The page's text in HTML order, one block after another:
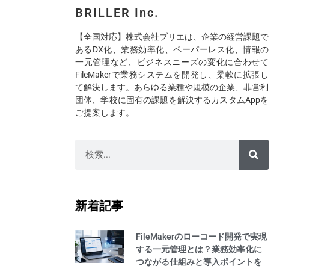
BRILLER Inc.
【全国対応】株式会社ブリエは、企業の経営課題で
あるDX化、業務効率化、ペーパーレス化、情報の
一元管理など、ビジネスニーズの変化に合わせて
FileMakerで業務システムを開発し、柔軟に拡張し
て解決します。あらゆる業種や規模の企業、非営利
団体、学校に固有の課題を解決するカスタムAppを
ご提案します。
新着記事
FileMakerのローコード開発で実現
する一元管理とは？業務効率化に
つながる仕組みと導入ポイントを